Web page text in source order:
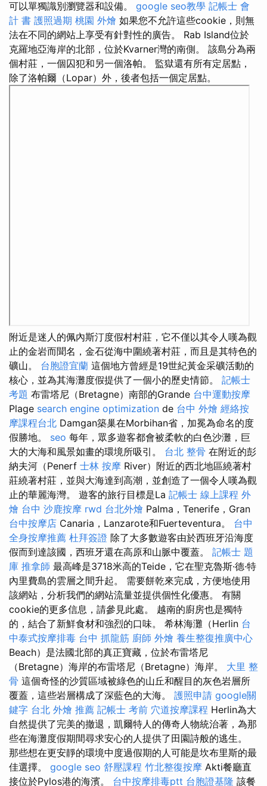
可以單獨識別瀏覽器和設備。 google seo教學 記帳士 會
計 書 護照過期 桃園 外燴 如果您不允許這些cookie，則無
法在不同的網站上享受有針對性的廣告。 Rab Island位於
克羅地亞海岸的北部，位於Kvarner灣的南側。 該島分為兩
個村莊，一個囚犯和另一個洛帕。 監獄還有所有定居點，
除了洛帕爾（Lopar）外，後者包括一個定居點。
附近是迷人的佩內斯汀度假村村莊，它不僅以其令人嘆為觀
止的金岩而聞名，金石從海中圍繞著村莊，而且是其特色的
礦山。 台胞證宜蘭 這個地方曾經是19世紀黃金采礦活動的
核心，並為其海灘度假提供了一個小的歷史情節。 記帳士
考題 布雷塔尼（Bretagne）南部的Grande 台中運動按摩
Plage search engine optimization de 台中 外燴 經絡按
摩課程台北 Damgan築巢在Morbihan省，加冕為命名的度
假勝地。 seo 每年，眾多遊客都會被柔軟的白色沙灘，巨
大的大海和風景如畫的環境所吸引。 台北 整骨 在附近的彭
納夫河（Penerf 士林 按摩 River）附近的西北地區繞著村
莊繞著村莊，並與大海達到高潮，並創造了一個令人嘆為觀
止的華麗海灣。 遊客的旅行目標是La 記帳士 線上課程 外
燴 台中 沙鹿按摩 rwd 台北外燴 Palma，Tenerife，Gran
台中按摩店 Canaria，Lanzarote和Fuerteventura。 台中
全身按摩推薦 杜拜簽證 除了大多數遊客由於西班牙沿海度
假而到達該國，西班牙還在高原和山脈中覆蓋。 記帳士 題
庫 推拿師 最高峰是3718米高的Teide，它在聖克魯斯·德·特
內里費島的雲層之間升起。 需要餅乾來完成，方便地使用
該網站，分析我們的網站流量並提供個性化優惠。 有關
cookie的更多信息，請參見此處。 越南的廚房也是獨特
的，結合了新鮮食材和強烈的口味。 希林海灘（Herlin 台
中泰式按摩排毒 台中 抓龍筋 廚師 外燴 養生整復推廣中心
Beach）是法國北部的真正寶藏，位於布雷塔尼
（Bretagne）海岸的布雷塔尼（Bretagne）海岸。 大里 整
骨 這個奇怪的沙質區域被綠色的山丘和醒目的灰色岩層所
覆蓋，這些岩層構成了深藍色的大海。 護照申請 google關
鍵字 台北 外燴 推薦 記帳士 考前 穴道按摩課程 Herlin為大
自然提供了完美的撤退，凱爾特人的傳奇人物統治著，為那
些在海灘度假期間尋求安心的人提供了田園詩般的逃生。
那些想在更安靜的環境中度過假期的人可能是坎布里斯的最
佳選擇。 google seo 舒壓課程 竹北整復按摩 Akti餐廳直
接位於Pylos港的海濱。 台中按摩排毒ptt 台胞證基隆 該餐